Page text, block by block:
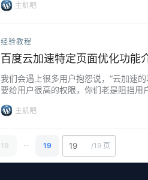
主机吧
经验教程
百度云加速特定页面优化功能
我们会遇上很多用户抱怨说，“云加速
要给用户很高的权限，你们老是阻挡用
主机吧
19 ... 19 /19 页